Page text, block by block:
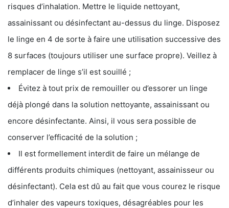
risques d’inhalation. Mettre le liquide nettoyant,
assainissant ou désinfectant au-dessus du linge. Disposez
le linge en 4 de sorte à faire une utilisation successive des
8 surfaces (toujours utiliser une surface propre). Veillez à
remplacer de linge s’il est souillé ;
Évitez à tout prix de remouiller ou d’essorer un linge
déjà plongé dans la solution nettoyante, assainissant ou
encore désinfectante. Ainsi, il vous sera possible de
conserver l’efficacité de la solution ;
Il est formellement interdit de faire un mélange de
différents produits chimiques (nettoyant, assainisseur ou
désinfectant). Cela est dû au fait que vous courez le risque
d’inhaler des vapeurs toxiques, désagréables pour les